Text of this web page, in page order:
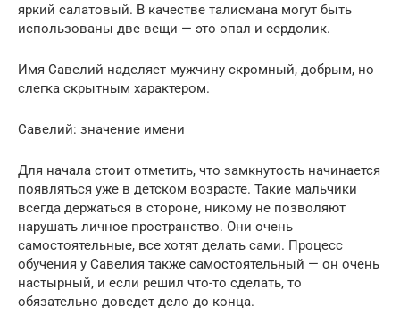
яркий салатовый. В качестве талисмана могут быть
использованы две вещи — это опал и сердолик.
Имя Савелий наделяет мужчину скромный, добрым, но
слегка скрытным характером.
Савелий: значение имени
Для начала стоит отметить, что замкнутость начинается
появляться уже в детском возрасте. Такие мальчики
всегда держаться в стороне, никому не позволяют
нарушать личное пространство. Они очень
самостоятельные, все хотят делать сами. Процесс
обучения у Савелия также самостоятельный — он очень
настырный, и если решил что-то сделать, то
обязательно доведет дело до конца.